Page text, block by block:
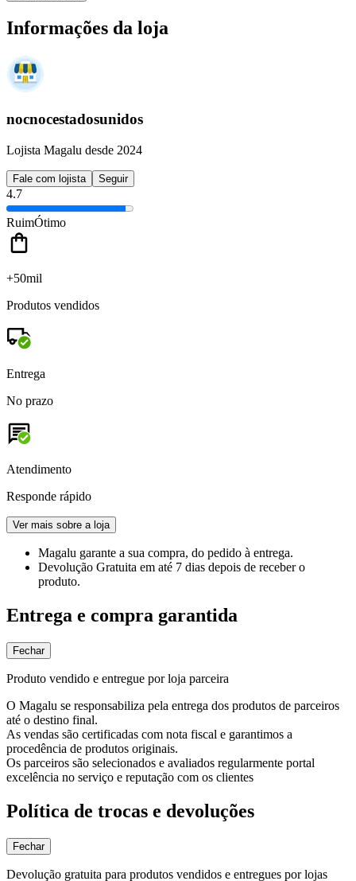
Informações da loja
nocnocestadosunidos
Lojista Magalu desde 2024
Fale com lojista Seguir
4.7
RuimÓtimo
+50mil
Produtos vendidos
Entrega
No prazo
Atendimento
Responde rápido
Ver mais sobre a loja
Magalu garante a sua compra, do pedido à entrega.
Devolução Gratuita em até 7 dias depois de receber o
produto.
Entrega e compra garantida
Fechar
Produto vendido e entregue por loja parceira
O Magalu se responsabiliza pela entrega dos produtos de parceiros
até o destino final.
As vendas são certificadas com nota fiscal e garantimos a
procedência de produtos originais.
Os parceiros são selecionados e avaliados regularmente portal
excelência no serviço e reputação com os clientes
Política de trocas e devoluções
Fechar
Devolução gratuita para produtos vendidos e entregues por lojas